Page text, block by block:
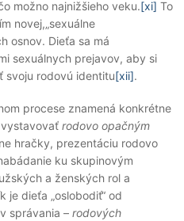
možno najnižšieho veku.[xi] To
novej,„sexuálne
osnov. Dieťa sa má
sexuálnych prejavov, aby si
svoju rodovú identitu[xii].
procese znamená konkrétne
rodovo opačným
hračky, prezentáciu rodovo
ku skupinovým
a ženských rol a
je dieťa „oslobodiť“ od
správania – rodových